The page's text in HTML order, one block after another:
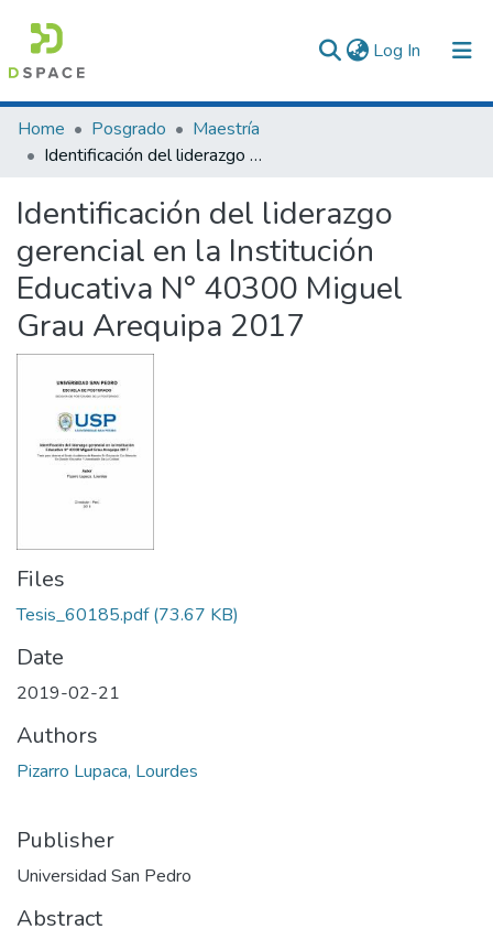
Log In (current)
Communities & Collections
All of DSpace
Statistics
Home Posgrado
Maestría
Identificación del liderazgo gerencial en la Institución Educativa N° 40300 Miguel Grau Arequipa 2017
Identificación del liderazgo
gerencial en la Institución
Educativa N° 40300 Miguel
Grau Arequipa 2017
Files
Tesis_60185.pdf(73.67 KB)
Date
2019-02-21
Authors
Pizarro Lupaca, Lourdes
Publisher
Universidad San Pedro
Abstract